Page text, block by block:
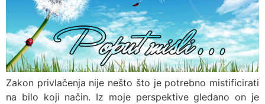
Zakon privlačenja nije nešto što je potrebno mistificirati
na bilo koji način. Iz moje perspektive gledano on je